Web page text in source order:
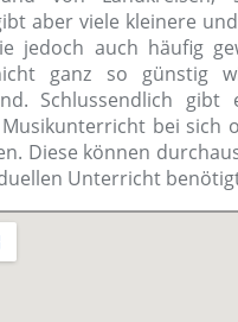
aber viele kleinere
jedoch auch häufig
ganz so günstig
Schlussendlich gibt
bei sich
Diese können
Unterricht